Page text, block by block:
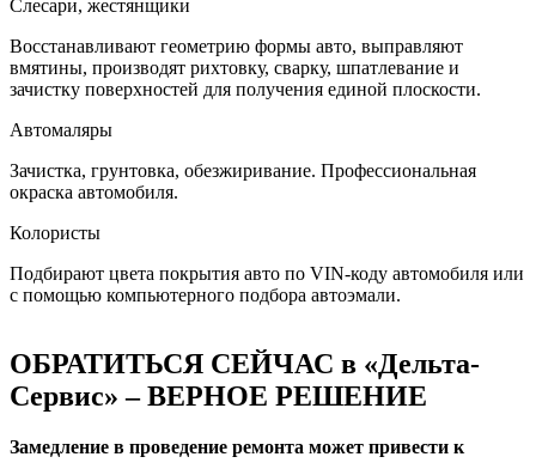
Слесари, жестянщики
Восстанавливают геометрию формы авто, выправляют
вмятины, производят рихтовку, сварку, шпатлевание и
зачистку поверхностей для получения единой плоскости.
Автомаляры
Зачистка, грунтовка, обезжиривание. Профессиональная
окраска автомобиля.
Колористы
Подбирают цвета покрытия авто по VIN-коду автомобиля или
с помощью компьютерного подбора автоэмали.
ОБРАТИТЬСЯ СЕЙЧАС в «Дельта-
Сервис» – ВЕРНОЕ РЕШЕНИЕ
Замедление в проведение ремонта может привести к